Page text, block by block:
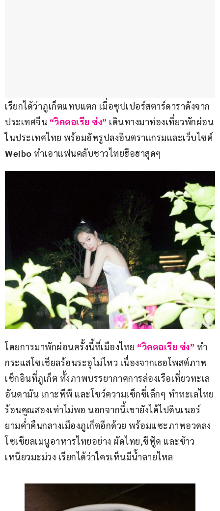
เรียกได้ว่าภูเก็ตแทบแตก เมื่อซุปเปอร์สตาร์ดาราดังจาก
ประเทศจีน “วิคตอเรีย ซ่ง” เดินทางมาท่องเที่ยวพักผ่อน
ในประเทศไทย พร้อมอัพรูปลงอินตราแกรมและเว็บไซต์
Weibo ทำเอาแฟนคลับชาวไทยฮือฮาสุดๆ
โดยการมาพักผ่อนครั้งนี้ที่เมืองไทย “วิคตอเรีย ซ่ง” ทำ
กระแสโซเชียลร้อนระอุไม่ไหว เนื่องจากเธอโพสต์ภาพ
เช็กอินที่ภูเก็ต ทั้งภาพบรรยากาศการล่องเรือเที่ยวทะเล
อันดามัน เกาะพีพี และโชว์ความเซ็กซี่เล็กๆ ทำทะเลไทย
ร้อนคูณสองเท่าไม่พอ นอกจากนี้เขายังได้ไปดินเนอร์
ยามค่ำคืนกลางเมืองภูเก็ตอีกด้วย พร้อมแซะภาพอวดลง
โซเชียลเมนูอาหารไทยอย่าง ผัดไทย,ซีฟู้ด และข้าว
เหนียวมะม่วง เรียกได้ว่าใครเห็นมีน้ำลายไหล